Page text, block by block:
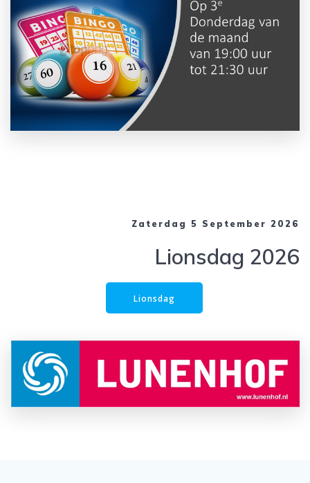
Zaterdag 5 September 2026
Lionsdag 2026
Lionsdag